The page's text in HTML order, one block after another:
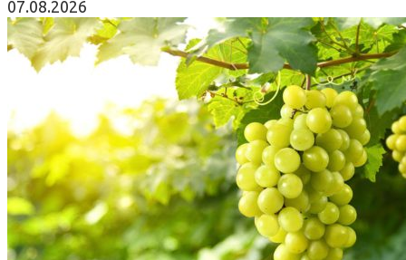
07.08.2026